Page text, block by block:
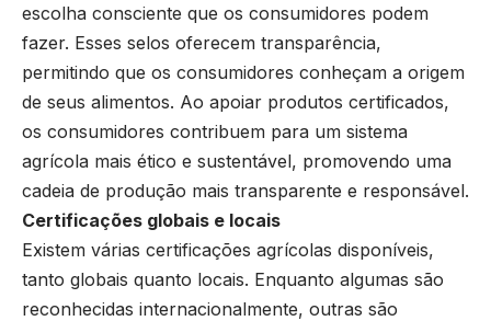
escolha consciente que os consumidores podem
fazer. Esses selos oferecem transparência,
permitindo que os consumidores conheçam a origem
de seus alimentos. Ao apoiar produtos certificados,
os consumidores contribuem para um sistema
agrícola mais ético e sustentável, promovendo uma
cadeia de produção mais transparente e responsável.
Certificações globais e locais
Existem várias certificações agrícolas disponíveis,
tanto globais quanto locais. Enquanto algumas são
reconhecidas internacionalmente, outras são